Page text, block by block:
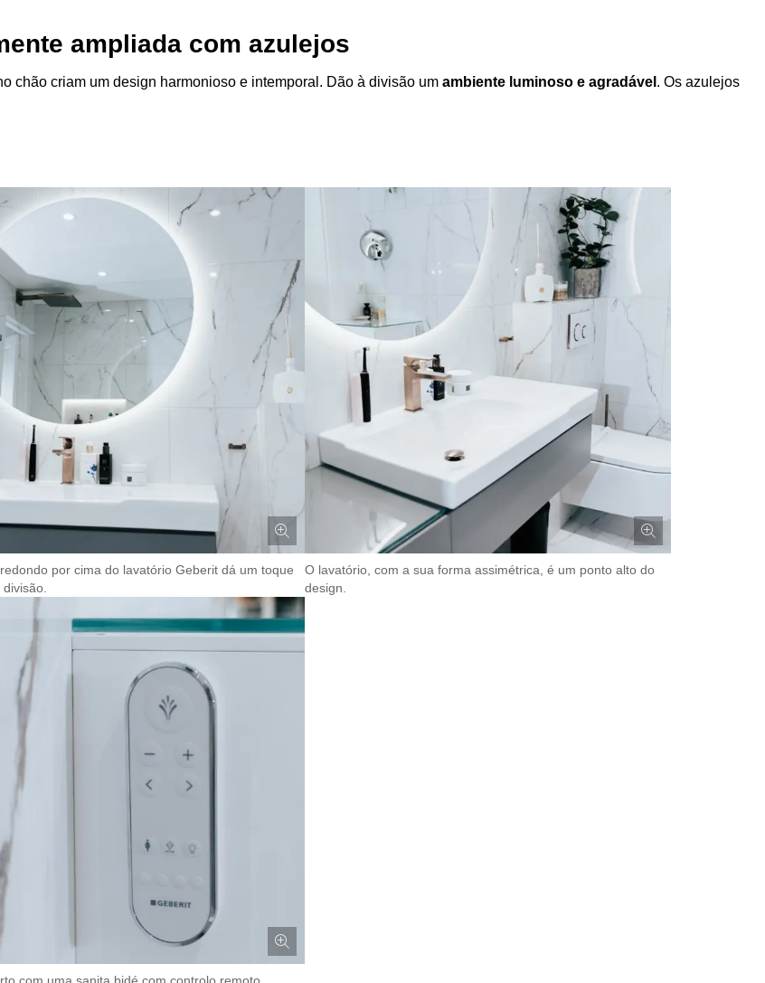
ampliada com azulejos
chão criam um design harmonioso e intemporal. Dão à divisão um ambiente luminoso e agradável . Os azulejos
por cima do lavatório Geberit dá um toque
O lavatório, com a sua forma assimétrica, é um ponto alto do
design.
com uma sanita bidé com controlo remoto.